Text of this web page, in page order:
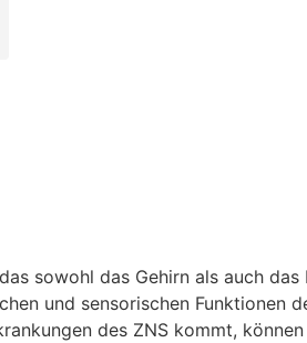
sowohl das Gehirn als auch das
und sensorischen Funktionen
des ZNS kommt,